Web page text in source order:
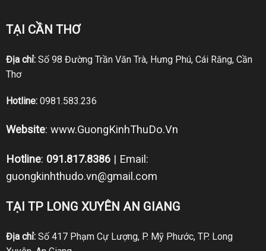
TẠI CẦN THƠ
Địa chỉ:Số 98 Đường Trần Văn Trà, Hưng Phú, Cái Răng, Cần
Thơ
Hotline: 0981.583.236
Website: www.GuongKinhThuDo.Vn
Hotline: 091.817.8386| Email:
guongkinhthudo.vn@gmail.com
TẠI TP LONG XUYÊN AN GIANG
Địa chỉ:Số 417 Phạm Cự Lượng, P. Mỹ Phước, TP. Long